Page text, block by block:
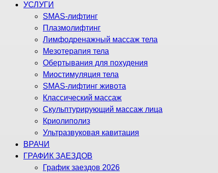
УСЛУГИ
SMAS-лифтинг
Плазмолифтинг
Лимфодренажный массаж тела
Мезотерапия тела
Обертывания для похудения
Миостимуляция тела
SMAS-лифтинг живота
Классический массаж
Скульптурирующий массаж лица
Криолиполиз
Ультразвуковая кавитация
ВРАЧИ
ГРАФИК ЗАЕЗДОВ
График заездов 2026